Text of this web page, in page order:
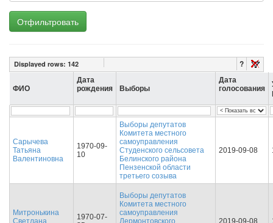
Отфильтровать
Displayed rows: 142 ?
ФИО
Дата
рождения
Выборы
Дата
голосования
Сарычева
Татьяна
Валентиновна
1970-09-
10
Выборы депутатов
Комитета местного
самоуправления
Студенского сельсовета
Белинского района
Пензенской области
третьего созыва
2019-09-08
Митронькина
Светлана
1970-07-
Выборы депутатов
Комитета местного
самоуправления
Лермонтовского
2019-09-08